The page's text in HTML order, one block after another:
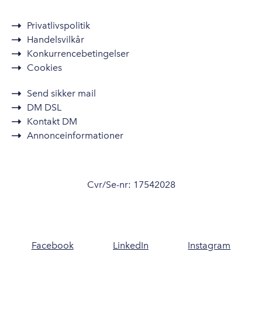
Privatlivspolitik
Handelsvilkår
Konkurrencebetingelser
Cookies
Send sikker mail
DM DSL
Kontakt DM
Annonceinformationer
Cvr/Se-nr: 17542028
Facebook LinkedIn Instagram